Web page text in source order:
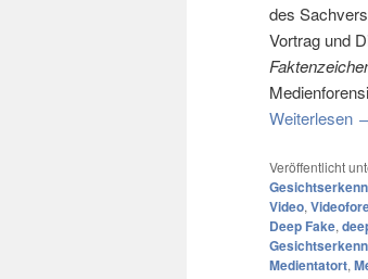
des
Vortrag und
Weiterlesen
Veröffentlicht
Video,
Deep Fake,
Medientatort,